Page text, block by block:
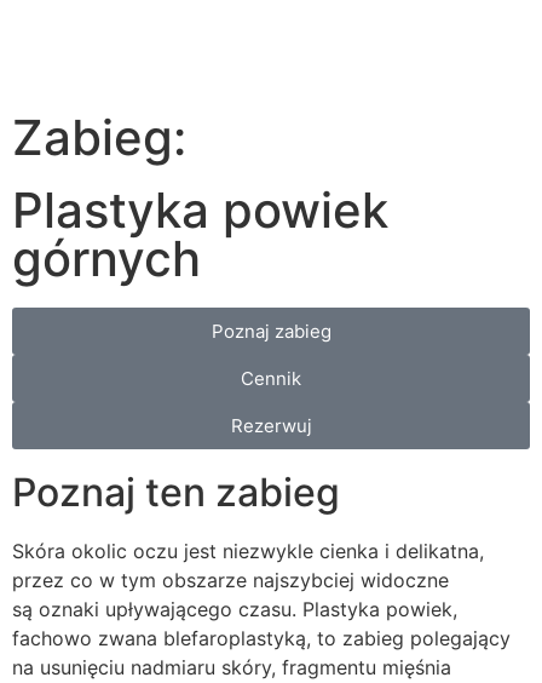
Zabieg:
Plastyka powiek
górnych
Poznaj zabieg
Cennik
Rezerwuj
Poznaj ten zabieg
Skóra okolic oczu jest niezwykle cienka i delikatna,
przez co w tym obszarze najszybciej widoczne
są oznaki upływającego czasu. Plastyka powiek,
fachowo zwana blefaroplastyką, to zabieg polegający
na usunięciu nadmiaru skóry, fragmentu mięśnia